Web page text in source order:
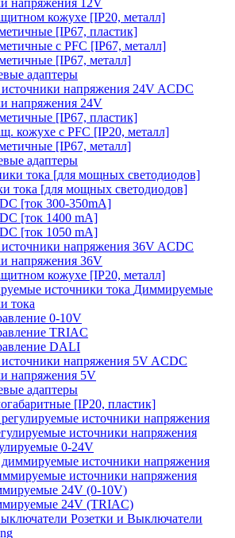
напряжения 12V
кожухе [IP20, металл]
[IP67, пластик]
с PFC [IP67, металл]
[IP67, металл]
адаптеры
ACDC
напряжения 24V
[IP67, пластик]
кожухе с PFC [IP20, металл]
[IP67, металл]
адаптеры
тока [для мощных светодиодов]
[ток 300-350mA]
[ток 1400 mA]
[ток 1050 mA]
ACDC
напряжения 36V
кожухе [IP20, металл]
Диммируемые
тока
0-10V
TRIAC
DALI
ACDC
напряжения 5V
адаптеры
[IP20, пластик]
источники напряжения
0-24V
источники напряжения
24V (0-10V)
24V (TRIAC)
Розетки и Выключатели